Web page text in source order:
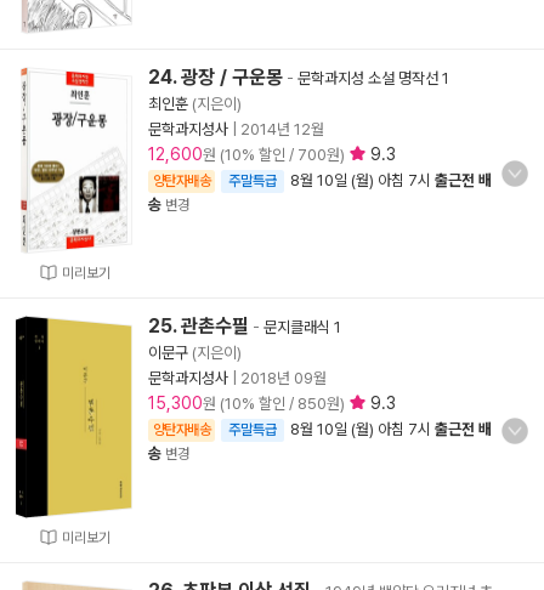
미리보기
24. 광장 / 구운몽 - 문학과지성 소설 명작선 1
최인훈 (지은이)
문학과지성사
2014년 12월
12,600원 (10% 할인 / 700원) 9.3
양탄자배송 주말특급 8월 10일 (월) 아침 7시 출근전 배
송 변경
미리보기
25. 관촌수필 - 문지클래식 1
이문구 (지은이)
문학과지성사
2018년 09월
15,300원 (10% 할인 / 850원) 9.3
양탄자배송 주말특급 8월 10일 (월) 아침 7시 출근전 배
송 변경